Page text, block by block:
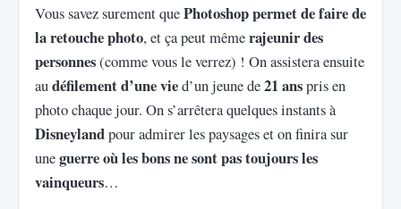
Vous savez surement quePhotoshop permet de faire de
la retouche photo, et ça peut mêmerajeunir des
personnes(comme vous le verrez) ! On assistera ensuite
audéfilement d’une vied’un jeune de21 anspris en
photo chaque jour. On s’arrêtera quelques instants à
Disneylandpour admirer les paysages et on finira sur
uneguerre où les bons ne sont pas toujours les
vainqueurs…